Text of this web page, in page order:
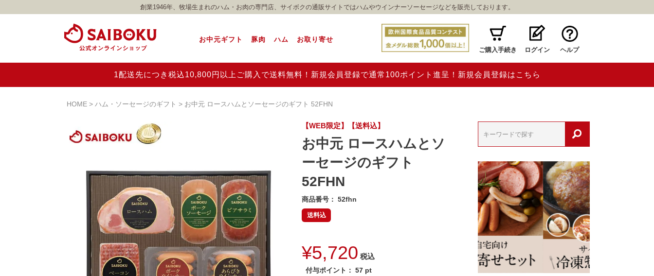
創業1946年、牧場生まれのハム・お肉の専門店、サイボクの通販サイトではハムやウインナーソーセージなどを販売しております。
お中元ギフト 豚肉 ハム お取り寄せ
ご購入手続き ログイン ヘルプ
1配送先につき税込10,800円以上ご購入で送料無料！新規会員登録で通常100ポイント進呈！新規会員登録はこちら
HOME ハム・ソーセージのギフト お中元 ロースハムとソーセージのギフト 52FHN
【WEB限定】【送料込】
お中元 ロースハムとソ
ーセージのギフト
52FHN
商品番号 52fhn
送料込
¥5,720 税込
付与ポイント： 57 pt